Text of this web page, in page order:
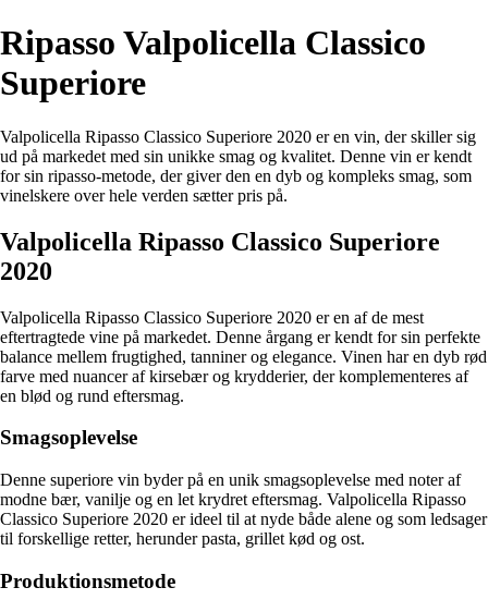
Ripasso Valpolicella Classico
Superiore
Valpolicella Ripasso Classico Superiore 2020 er en vin, der skiller sig
ud på markedet med sin unikke smag og kvalitet. Denne vin er kendt
for sin ripasso-metode, der giver den en dyb og kompleks smag, som
vinelskere over hele verden sætter pris på.
Valpolicella Ripasso Classico Superiore
2020
Valpolicella Ripasso Classico Superiore 2020 er en af de mest
eftertragtede vine på markedet. Denne årgang er kendt for sin perfekte
balance mellem frugtighed, tanniner og elegance. Vinen har en dyb rød
farve med nuancer af kirsebær og krydderier, der komplementeres af
en blød og rund eftersmag.
Smagsoplevelse
Denne superiore vin byder på en unik smagsoplevelse med noter af
modne bær, vanilje og en let krydret eftersmag. Valpolicella Ripasso
Classico Superiore 2020 er ideel til at nyde både alene og som ledsager
til forskellige retter, herunder pasta, grillet kød og ost.
Produktionsmetode